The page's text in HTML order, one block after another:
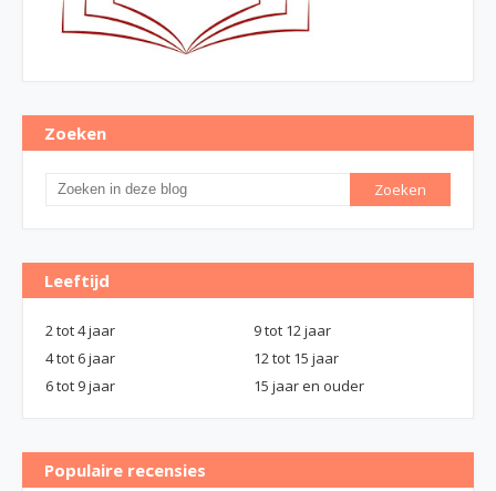
Zoeken
Leeftijd
2 tot 4 jaar
9 tot 12 jaar
4 tot 6 jaar
12 tot 15 jaar
6 tot 9 jaar
15 jaar en ouder
Populaire recensies